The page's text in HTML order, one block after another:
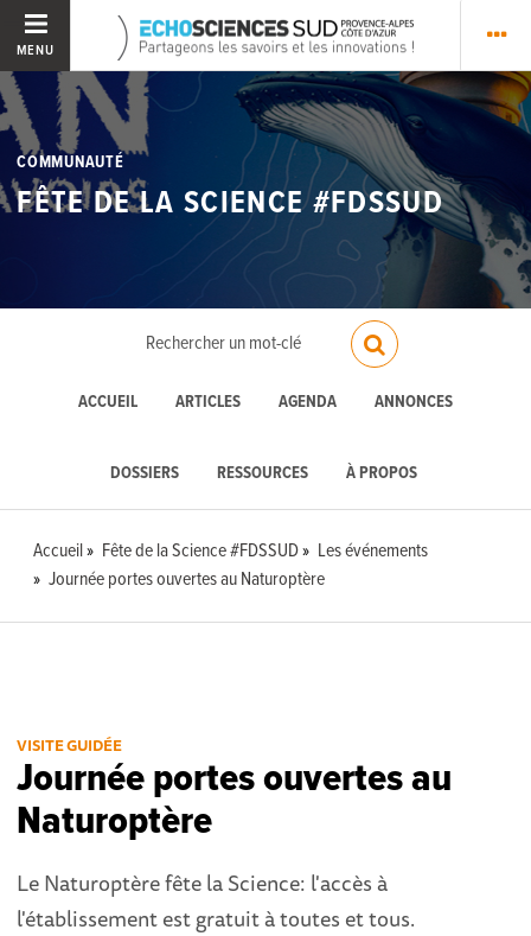
MENU
COMMUNAUTÉ
FÊTE DE LA SCIENCE #FDSSUD
ACCUEIL ARTICLES AGENDA ANNONCES
DOSSIERS RESSOURCES À PROPOS
Accueil Fête de la Science #FDSSUD
Les événements
Journée portes ouvertes au Naturoptère
VISITE GUIDÉE
Journée portes ouvertes au
Naturoptère
Le Naturoptère fête la Science: l'accès à
l'établissement est gratuit à toutes et tous.